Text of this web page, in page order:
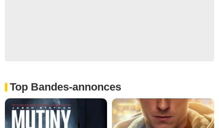
Top Bandes-annonces